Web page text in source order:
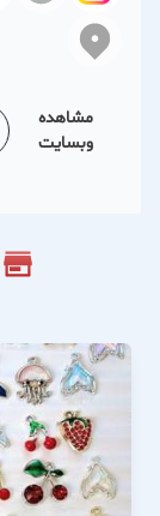
مشاهده
وبسایت